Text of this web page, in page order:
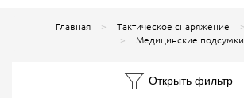
Главная Тактическое снаряжение
Медицинские подсумки
Открыть фильтр